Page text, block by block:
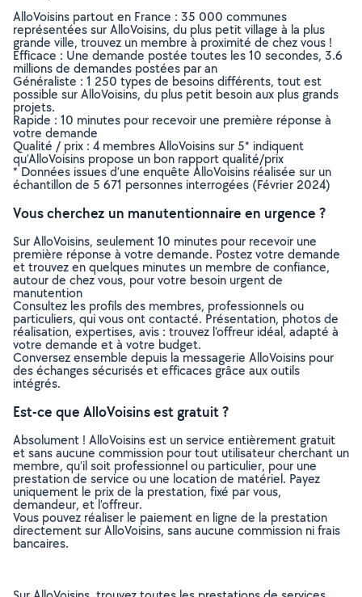
AlloVoisins partout en France : 35 000 communes
représentées sur AlloVoisins, du plus petit village à la plus
grande ville, trouvez un membre à proximité de chez vous !
Efficace : Une demande postée toutes les 10 secondes, 3.6
millions de demandes postées par an
Généraliste : 1 250 types de besoins différents, tout est
possible sur AlloVoisins, du plus petit besoin aux plus grands
projets.
Rapide : 10 minutes pour recevoir une première réponse à
votre demande
Qualité / prix : 4 membres AlloVoisins sur 5* indiquent
qu’AlloVoisins propose un bon rapport qualité/prix
* Données issues d’une enquête AlloVoisins réalisée sur un
échantillon de 5 671 personnes interrogées (Février 2024)
Vous cherchez un manutentionnaire en urgence ?
Sur AlloVoisins, seulement 10 minutes pour recevoir une
première réponse à votre demande. Postez votre demande
et trouvez en quelques minutes un membre de confiance,
autour de chez vous, pour votre besoin urgent de
manutention
Consultez les profils des membres, professionnels ou
particuliers, qui vous ont contacté. Présentation, photos de
réalisation, expertises, avis : trouvez l'offreur idéal, adapté à
votre demande et à votre budget.
Conversez ensemble depuis la messagerie AlloVoisins pour
des échanges sécurisés et efficaces grâce aux outils
intégrés.
Est-ce que AlloVoisins est gratuit ?
Absolument ! AlloVoisins est un service entièrement gratuit
et sans aucune commission pour tout utilisateur cherchant un
membre, qu’il soit professionnel ou particulier, pour une
prestation de service ou une location de matériel. Payez
uniquement le prix de la prestation, fixé par vous,
demandeur, et l’offreur.
Vous pouvez réaliser le paiement en ligne de la prestation
directement sur AlloVoisins, sans aucune commission ni frais
bancaires.